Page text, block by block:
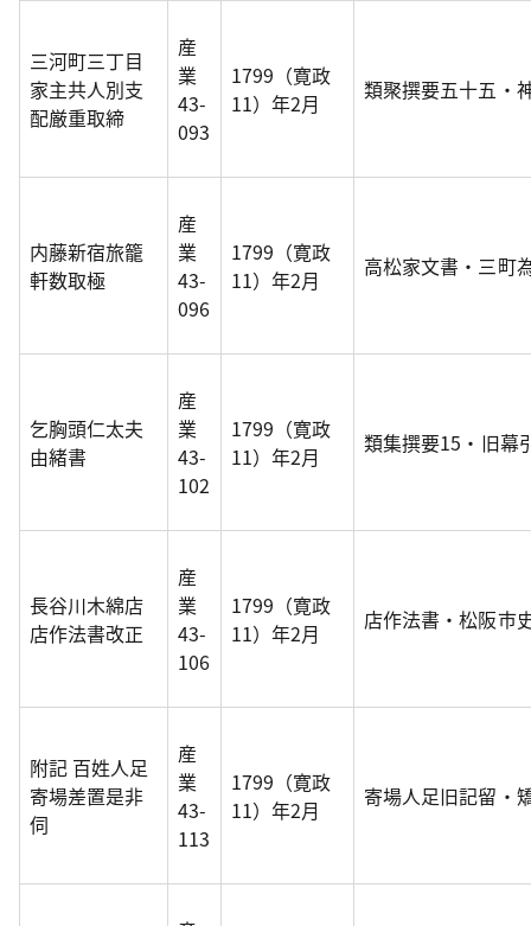
三河町三丁目
家主共人別支
配厳重取締
産
業
43-
093
1799（寛政
11）年2月
類聚撰要五十五・
内藤新宿旅籠
軒数取極
産
業
43-
096
1799（寛政
11）年2月
高松家文書・三町
乞胸頭仁太夫
由緒書
産
業
43-
102
1799（寛政
11）年2月
類集撰要15・旧幕
長谷川木綿店
店作法書改正
産
業
43-
106
1799（寛政
11）年2月
店作法書・松阪市
附記 百姓人足
寄場差置是非
伺
産
業
43-
113
1799（寛政
11）年2月
寄場人足旧記留・